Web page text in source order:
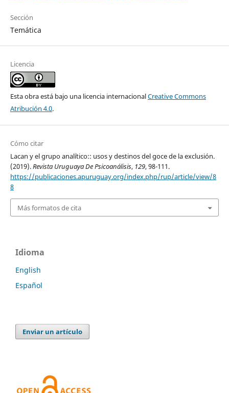
Sección
Temática
Licencia
Esta obra está bajo una licencia internacionalCreative Commons
Atribución 4.0.
Cómo citar
Lacan y el grupo analítico:: usos y destinos del goce de la exclusión.
(2019).Revista Uruguaya De Psicoanálisis, 129, 98-111.
https://publicaciones.apuruguay.org/index.php/rup/article/view/8
8
Más formatos de cita
Idioma
English
Español
Enviar un artículo